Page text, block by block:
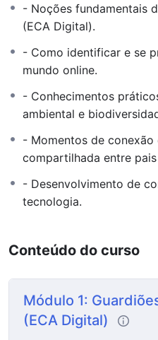
Bem-vindos à
Academia Lirolla
exige um
ensinamos
- Noções fundamentais
(ECA Digital).
- Como identificar e se
mundo online.
- Conhecimentos
ambiental e
- Momentos de conexão
compartilhada entre
- Desenvolvimento de
tecnologia.
Conteúdo do curso
Módulo 1:
(ECA Digital)